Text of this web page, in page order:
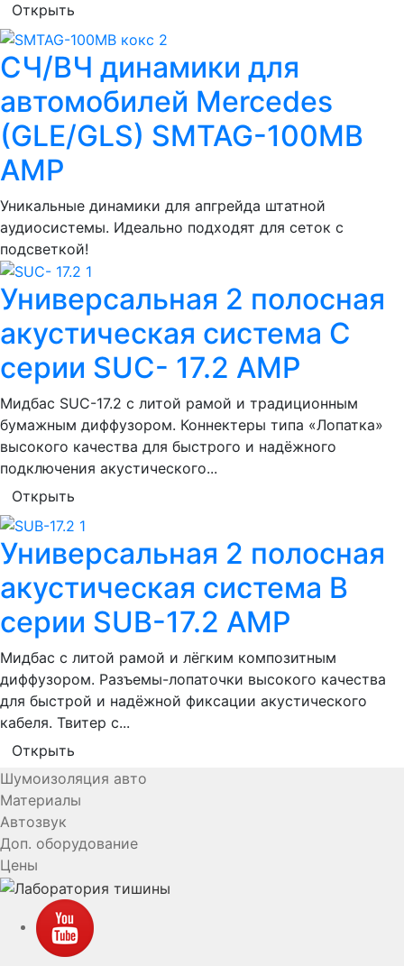
Открыть
СЧ/ВЧ динамики для
автомобилей Mercedes
(GLE/GLS) SMTAG-100MB
AMP
Уникальные динамики для апгрейда штатной
аудиосистемы. Идеально подходят для сеток с
подсветкой!
Универсальная 2 полосная
акустическая система С
серии SUС- 17.2 AMP
Мидбас SUC-17.2 с литой рамой и традиционным
бумажным диффузором. Коннектеры типа «Лопатка»
высокого качества для быстрого и надёжного
подключения акустического...
Открыть
Универсальная 2 полосная
акустическая система B
серии SUB-17.2 AMP
Мидбас с литой рамой и лёгким композитным
диффузором. Разъемы-лопаточки высокого качества
для быстрой и надёжной фиксации акустического
кабеля. Твитер с...
Открыть
Шумоизоляция авто
Материалы
Автозвук
Доп. оборудование
Цены